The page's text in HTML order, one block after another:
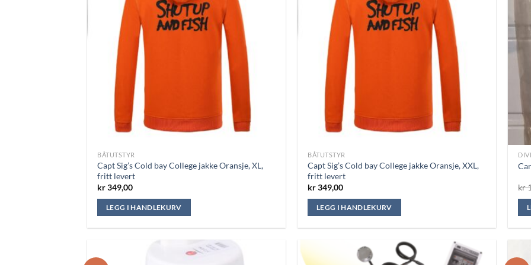
BÅTUTSTYR
Capt Sig’s Cold bay College jakke Oransje, XL,
fritt levert
kr349,00
LEGG I HANDLEKURV
BÅTUTSTYR
Capt Sig’s Cold bay College jakke Oransje, XXL,
fritt levert
kr349,00
LEGG I HANDLEKURV
kr